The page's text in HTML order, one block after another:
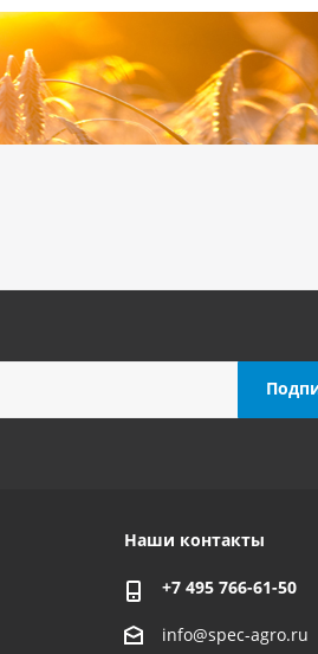
Наши контакты
+7 495 766-61-50
info@spec-agro.ru